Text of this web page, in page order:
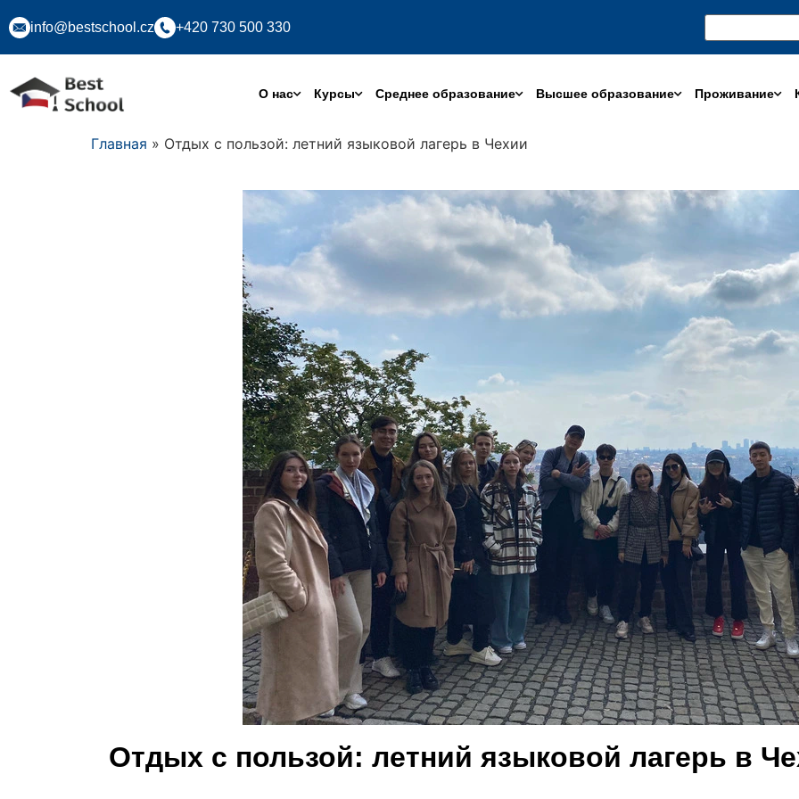
info@bestschool.cz +420 730 500 330
О нас Курсы Среднее образование Высшее образование Проживание
Главная » Отдых с пользой: летний языковой лагерь в Чехии
Отдых с пользой: летний языковой лагерь в